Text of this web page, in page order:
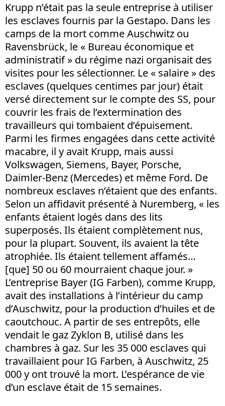
Krupp n’était pas la seule entreprise à utiliser
les esclaves fournis par la Gestapo. Dans les
camps de la mort comme Auschwitz ou
Ravensbrück, le « Bureau économique et
administratif » du régime nazi organisait des
visites pour les sélectionner. Le « salaire » des
esclaves (quelques centimes par jour) était
versé directement sur le compte des SS, pour
couvrir les frais de l’extermination des
travailleurs qui tombaient d’épuisement.
Parmi les firmes engagées dans cette activité
macabre, il y avait Krupp, mais aussi
Volkswagen, Siemens, Bayer, Porsche,
Daimler-Benz (Mercedes) et même Ford. De
nombreux esclaves n’étaient que des enfants.
Selon un affidavit présenté à Nuremberg, « les
enfants étaient logés dans des lits
superposés. Ils étaient complètement nus,
pour la plupart. Souvent, ils avaient la tête
atrophiée. Ils étaient tellement affamés…
[que] 50 ou 60 mourraient chaque jour. »
L’entreprise Bayer (IG Farben), comme Krupp,
avait des installations à l’intérieur du camp
d’Auschwitz, pour la production d’huiles et de
caoutchouc. A partir de ses entrepôts, elle
vendait le gaz Zyklon B, utilisé dans les
chambres à gaz. Sur les 35 000 esclaves qui
travaillaient pour IG Farben, à Auschwitz, 25
000 y ont trouvé la mort. L’espérance de vie
d’un esclave était de 15 semaines.